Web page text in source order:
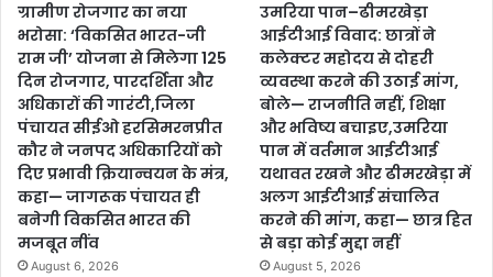
ग्रामीण रोजगार का नया
भरोसा: ‘विकसित भारत-जी
राम जी’ योजना से मिलेगा 125
दिन रोजगार, पारदर्शिता और
अधिकारों की गारंटी,जिला
पंचायत सीईओ हरसिमरनप्रीत
कौर ने जनपद अधिकारियों को
दिए प्रभावी क्रियान्वयन के मंत्र,
कहा— जागरूक पंचायत ही
बनेगी विकसित भारत की
मजबूत नींव
August 6, 2026
उमरिया पान–ढीमरखेड़ा
आईटीआई विवाद: छात्रों ने
कलेक्टर महोदय से दोहरी
व्यवस्था करने की उठाई मांग,
बोले— राजनीति नहीं, शिक्षा
और भविष्य बचाइए,उमरिया
पान में वर्तमान आईटीआई
यथावत रखने और ढीमरखेड़ा में
अलग आईटीआई संचालित
करने की मांग, कहा— छात्र हित
से बड़ा कोई मुद्दा नहीं
August 5, 2026